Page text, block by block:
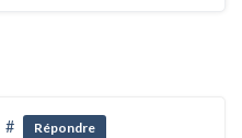
# Répondre